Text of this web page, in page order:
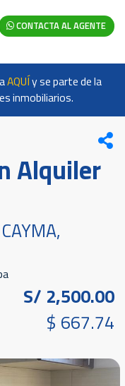
CONTACTA AL AGENTE
AQUÍy se parte de la
inmobiliarios.
Alquiler
S/ 2,500.00
$ 667.74